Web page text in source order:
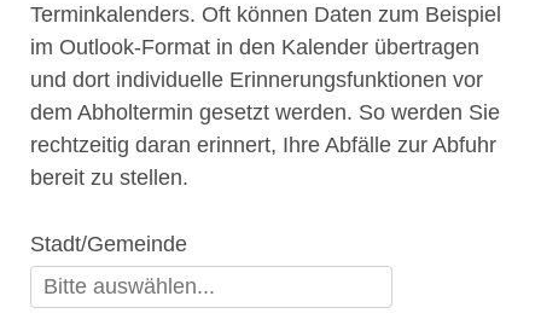
Terminkalenders. Oft können Daten zum Beispiel
im Outlook-Format in den Kalender übertragen
und dort individuelle Erinnerungsfunktionen vor
dem Abholtermin gesetzt werden. So werden Sie
rechtzeitig daran erinnert, Ihre Abfälle zur Abfuhr
bereit zu stellen.